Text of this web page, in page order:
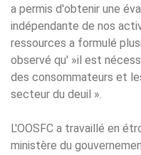
a permis d'obtenir une
indépendante de nos
ressources a formulé
observé qu' »il est
des consommateurs et
secteur du deuil ».
L'OOSFC a travaillé en
ministère du